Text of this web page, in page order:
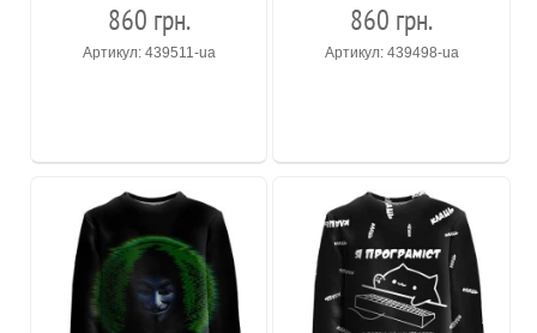
860 грн.
Артикул: 439511-ua
860 грн.
Артикул: 439498-ua